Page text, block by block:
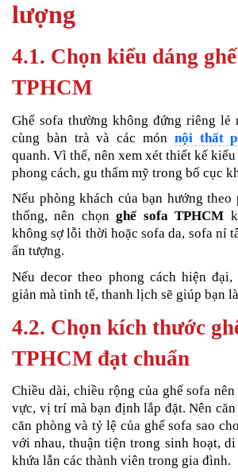
lượng
4.1. Chọn kiểu dáng
TPHCM
Ghế sofa thường không đứng riêng lẻ
cùng bàn trà và các món nội thất
quanh. Vì thế, nên xem xét thiết kế
phong cách, gu thẩm mỹ trong bố cục
Nếu phòng khách của bạn hướng theo
thống, nên chọnghế sofa TPHCM
không sợ lỗi thời hoặc sofa da, sofa nỉ
ấn tượng.
Nếu decor theo phong cách hiện đại,
giản mà tinh tế, thanh lịch sẽ giúp bạn
4.2. Chọn kích thước
TPHCM đạt chuẩn
Chiều dài, chiều rộng của ghế sofa
vực, vị trí mà bạn định lắp đặt. Nên
căn phòng và tỷ lệ của ghế sofa sao
với nhau, thuận tiện trong sinh hoạt,
khứa lẫn các thành viên trong gia đình.